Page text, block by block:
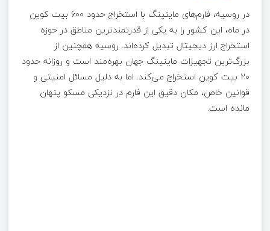
در روسیه، فارم‌های ماینینگ با استخراج حدود ۶۰۰ بیت کوین
در ماه، این کشور را به یکی از قدرتمندترین مناطق در حوزه
استخراج ارز دیجیتال تبدیل کرده‌اند. روسیه همچنین از
بزرگ‌ترین تجهیزات ماینینگ جهان بهره‌مند است و روزانه حدود
۲۰ بیت کوین استخراج می‌کند. اما به دلیل مسائل امنیتی و
قوانین خاص، مکان دقیق این فارم در نزدیکی مسکو پنهان
مانده است.